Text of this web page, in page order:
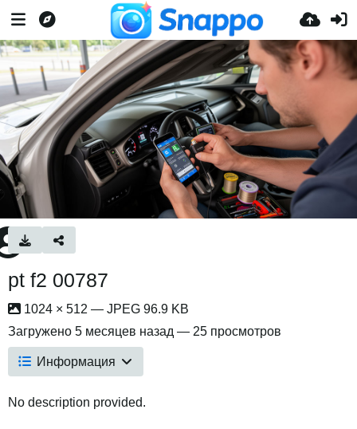
pt f2 00787
1024 × 512 — JPEG 96.9 KB
Загружено 5 месяцев назад — 25 просмотров
Информация
No description provided.